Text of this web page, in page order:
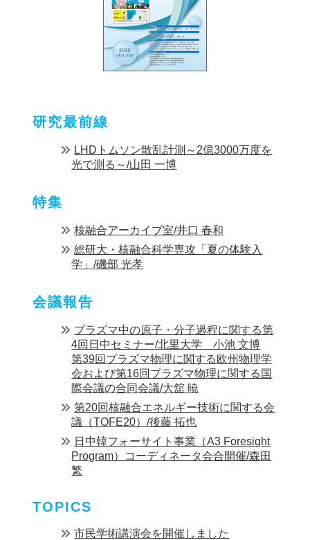
研究最前線
LHDトムソン散乱計測～2億3000万度を
光で測る～/山田 一博
特集
核融合アーカイブ室/井口 春和
総研大・核融合科学専攻「夏の体験入
学」/磯部 光孝
会議報告
プラズマ中の原子・分子過程に関する第
4回日中セミナー/北里大学 小池 文博
第39回プラズマ物理に関する欧州物理学
会および第16回プラズマ物理に関する国
際会議の合同会議/大舘 暁
第20回核融合エネルギー技術に関する会
議（TOFE20）/後藤 拓也
日中韓フォーサイト事業（A3 Foresight
Program）コーディネータ会合開催/森田
繁
TOPICS
市民学術講演会を開催しました